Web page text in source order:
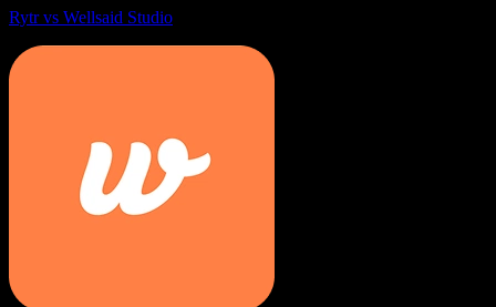
Rytr vs Wellsaid Studio